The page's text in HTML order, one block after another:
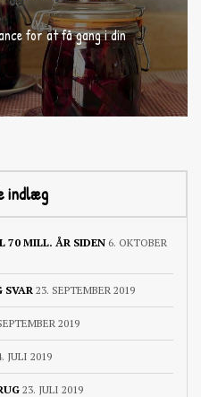
for at få gang i din
indlæg
70 MILL. ÅR SIDEN 6. OKTOBER
SVAR 23. SEPTEMBER 2019
2019
JULI 2019
23. JULI 2019